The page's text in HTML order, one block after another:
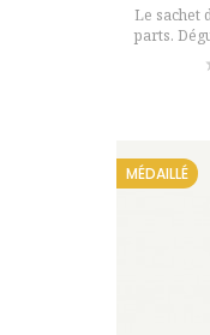
Le sachet
parts.
MÉDAILLÉ